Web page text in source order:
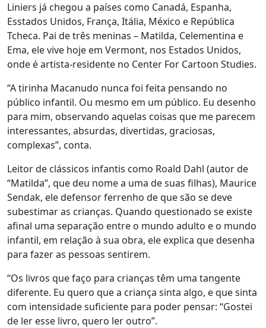
Liniers já chegou a países como Canadá, Espanha,
Esstados Unidos, França, Itália, México e República
Tcheca. Pai de três meninas – Matilda, Celementina e
Ema, ele vive hoje em Vermont, nos Estados Unidos,
onde é artista-residente no Center For Cartoon Studies.
“A tirinha Macanudo nunca foi feita pensando no
público infantil. Ou mesmo em um público. Eu desenho
para mim, observando aquelas coisas que me parecem
interessantes, absurdas, divertidas, graciosas,
complexas”, conta.
Leitor de clássicos infantis como Roald Dahl (autor de
“Matilda”, que deu nome a uma de suas filhas), Maurice
Sendak, ele defensor ferrenho de que são se deve
subestimar as crianças. Quando questionado se existe
afinal uma separação entre o mundo adulto e o mundo
infantil, em relação à sua obra, ele explica que desenha
para fazer as pessoas sentirem.
“Os livros que faço para crianças têm uma tangente
diferente. Eu quero que a criança sinta algo, e que sinta
com intensidade suficiente para poder pensar: “Gostei
de ler esse livro, quero ler outro”.